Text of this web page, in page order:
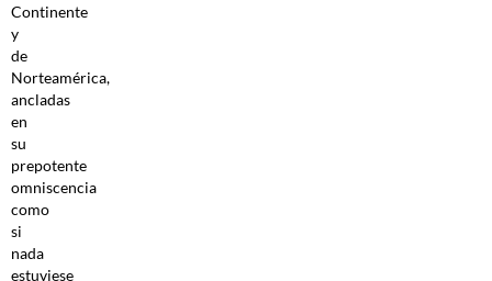
Continente
y
de
Norteamérica,
ancladas
en
su
prepotente
omniscencia
como
si
nada
estuviese